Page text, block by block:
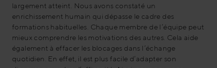
largement atteint. Nous avons constaté un
enrichissement humain qui dépasse le cadre des
formations habituelles. Chaque membre de l’équipe peut
mieux comprendre les motivations des autres. Cela aide
également à effacer les blocages dans l’échange
quotidien. En effet, il est plus facile d’adapter son